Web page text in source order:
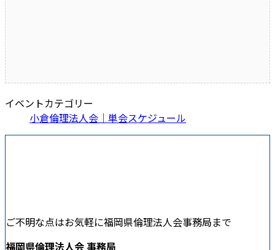
イベントカテゴリー
小倉倫理法人会｜単会スケジュール
ご不明な点はお気軽に福岡県倫理法人会事務局まで
福岡県倫理法人会 事務局